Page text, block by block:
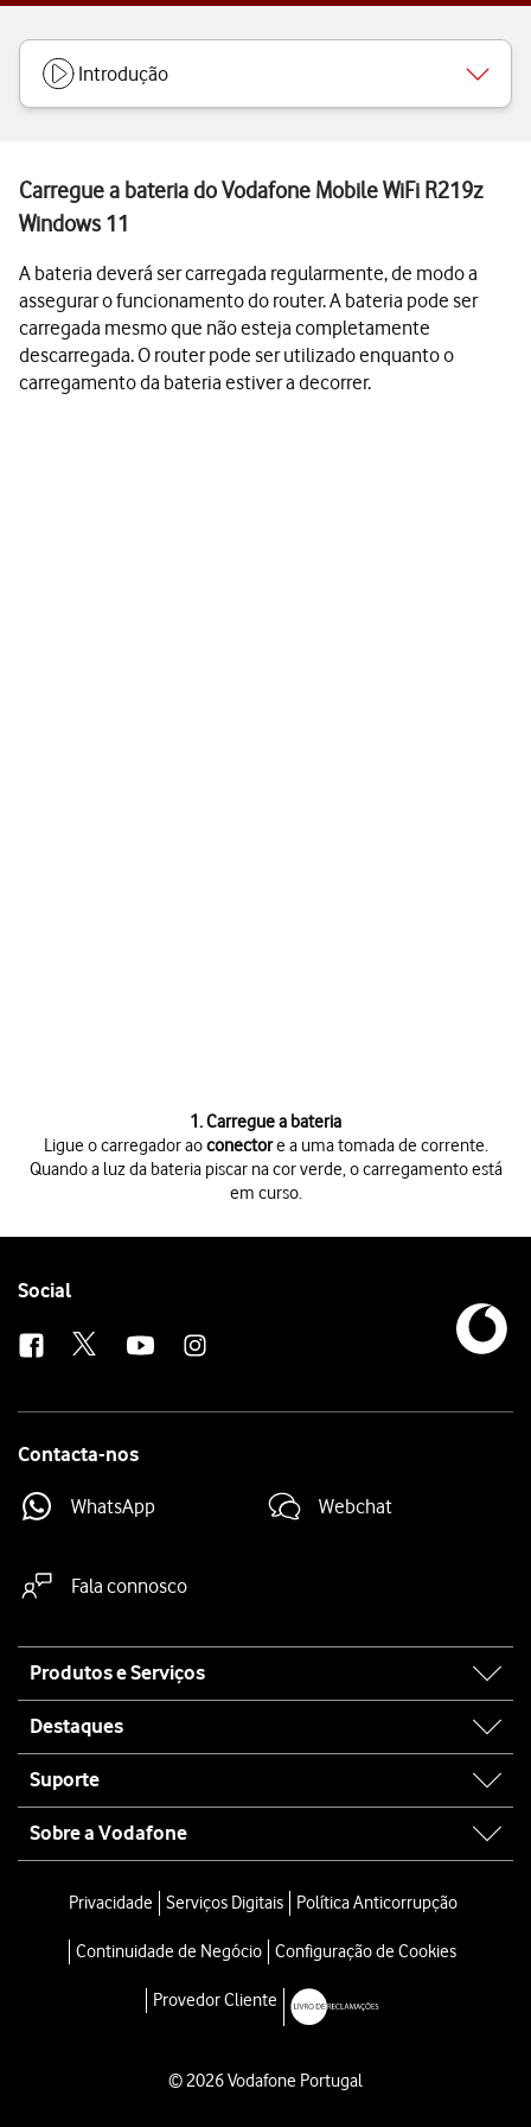
Introdução
Carregue a bateria do Vodafone Mobile WiFi R219z
Windows 11
A bateria deverá ser carregada regularmente, de modo a
assegurar o funcionamento do router. A bateria pode ser
carregada mesmo que não esteja completamente
descarregada. O router pode ser utilizado enquanto o
carregamento da bateria estiver a decorrer.
1. Carregue a bateria
Ligue o carregador aoconectore a uma tomada de corrente.
Quando a luz da bateria piscar na cor verde, o carregamento está
em curso.
Follow
Social
Contacta-nos
WhatsApp Webchat
Fala connosco
map
Produtos e Serviços
Destaques
Suporte
Sobre a Vodafone
Privacidade Serviços Digitais Política Anticorrupção
Continuidade de Negócio Configuração de Cookies
Provedor Cliente
© 2026 Vodafone Portugal